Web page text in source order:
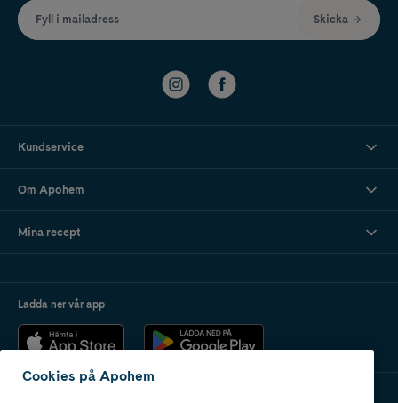
Fyll i mailadress Skicka
Kundservice
Om Apohem
Mina recept
Ladda ner vår app
Cookies på Apohem